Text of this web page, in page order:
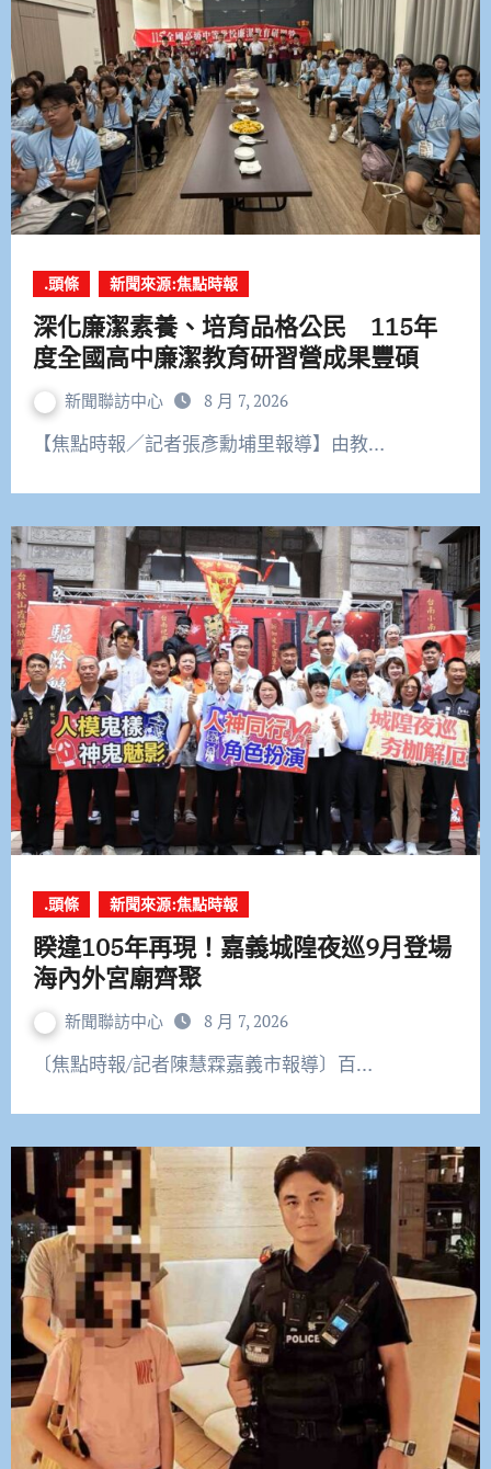
.頭條 新聞來源:焦點時報
深化廉潔素養、培育品格公民 115年
度全國高中廉潔教育研習營成果豐碩
新聞聯訪中心 8 月 7, 2026
【焦點時報／記者張彥勳埔里報導】由教…
.頭條 新聞來源:焦點時報
睽違105年再現！嘉義城隍夜巡9月登場
海內外宮廟齊聚
新聞聯訪中心 8 月 7, 2026
〔焦點時報/記者陳慧霖嘉義市報導〕百…